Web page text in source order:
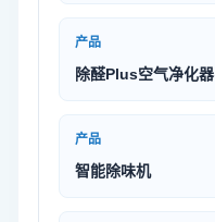
产品
除醛Plus空气净化器
产品
智能除味机